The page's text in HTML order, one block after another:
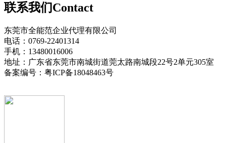
联系我们Contact
东莞市全能范企业代理有限公司
电话：0769-22401314
手机：13480016006
地址：广东省东莞市南城街道莞太路南城段22号2单元305室
备案编号：粤ICP备18048463号